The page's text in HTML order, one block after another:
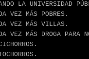
LA UNIVERSIDAD
VEZ MÁS POBRES.
VEZ MÁS VILLAS.
VEZ MÁS DROGA